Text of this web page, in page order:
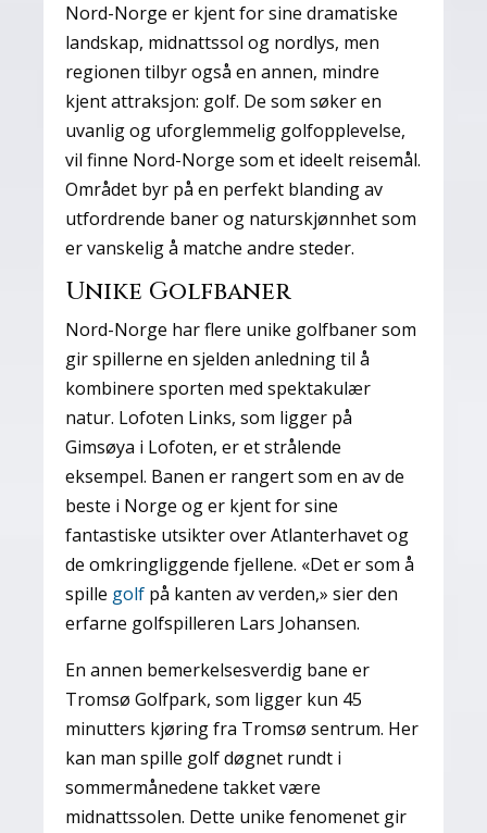
Nord-Norge er kjent for sine dramatiske
landskap, midnattssol og nordlys, men
regionen tilbyr også en annen, mindre
kjent attraksjon: golf. De som søker en
uvanlig og uforglemmelig golfopplevelse,
vil finne Nord-Norge som et ideelt reisemål.
Området byr på en perfekt blanding av
utfordrende baner og naturskjønnhet som
er vanskelig å matche andre steder.
Unike Golfbaner
Nord-Norge har flere unike golfbaner som
gir spillerne en sjelden anledning til å
kombinere sporten med spektakulær
natur. Lofoten Links, som ligger på
Gimsøya i Lofoten, er et strålende
eksempel. Banen er rangert som en av de
beste i Norge og er kjent for sine
fantastiske utsikter over Atlanterhavet og
de omkringliggende fjellene. «Det er som å
spille golf på kanten av verden,» sier den
erfarne golfspilleren Lars Johansen.
En annen bemerkelsesverdig bane er
Tromsø Golfpark, som ligger kun 45
minutters kjøring fra Tromsø sentrum. Her
kan man spille golf døgnet rundt i
sommermånedene takket være
midnattssolen. Dette unike fenomenet gir